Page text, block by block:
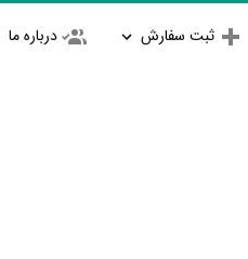
ثبت سفارش درباره ما